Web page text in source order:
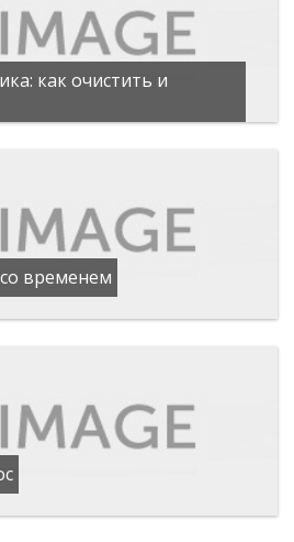
как очистить и
временем